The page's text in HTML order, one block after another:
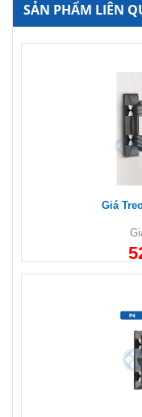
SẢN PHẨM LIÊN
Giá